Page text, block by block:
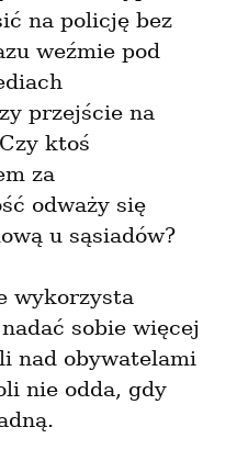
na policję bez
weźmie pod
przejście na
ktoś
za
odważy się
u sąsiadów?
wykorzysta
sobie więcej
nad obywatelami
nie odda, gdy